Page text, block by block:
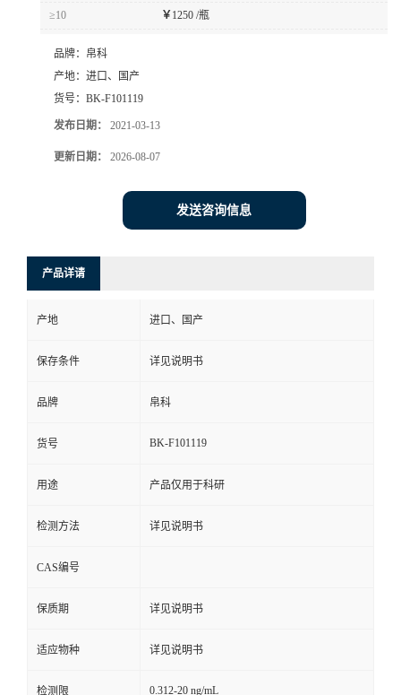
≥10 ￥ 1250 /瓶
品牌： 帛科
产地： 进口、国产
货号： BK-F101119
发布日期： 2021-03-13
更新日期： 2026-08-07
发送咨询信息
产品详请
产地 进口、国产
保存条件 详见说明书
品牌 帛科
货号 BK-F101119
用途 产品仅用于科研
检测方法 详见说明书
CAS编号
保质期 详见说明书
适应物种 详见说明书
检测限 0.312-20 ng/mL